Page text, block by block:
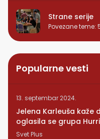
Strane serije
Povezane teme:
Popularne vesti
13. septembar 2024.
Jelena Karleuša kaže
oglasila se grupa
RUNDE je naša!
Svet Plus